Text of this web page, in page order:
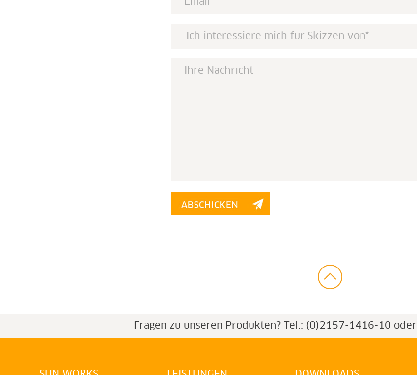
Fragen zu unseren Produkten? Tel.: (0)2157-1416-10 oder